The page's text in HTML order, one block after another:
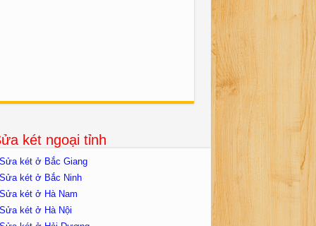
két ngoại tỉnh
két ở Bắc Giang
két ở Bắc Ninh
két ở Hà Nam
két ở Hà Nội